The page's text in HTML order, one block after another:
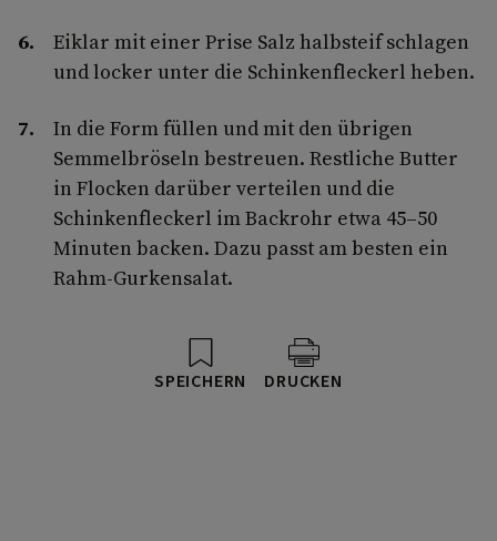
Eiklar mit einer Prise Salz halbsteif schlagen
und locker unter die Schinkenfleckerl heben.
In die Form füllen und mit den übrigen
Semmelbröseln bestreuen. Restliche Butter
in Flocken darüber verteilen und die
Schinkenfleckerl im Backrohr etwa 45–50
Minuten backen. Dazu passt am besten ein
Rahm-Gurkensalat.
SPEICHERN DRUCKEN